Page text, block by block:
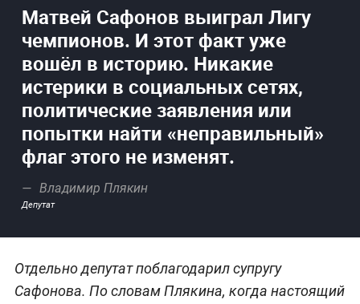
Матвей Сафонов выиграл Лигу
чемпионов. И этот факт уже
вошёл в историю. Никакие
истерики в социальных сетях,
политические заявления или
попытки найти «неправильный»
флаг этого не изменят.
Владимир Плякин
Депутат
Отдельно депутат поблагодарил супругу
Сафонова. По словам Плякина, когда настоящий